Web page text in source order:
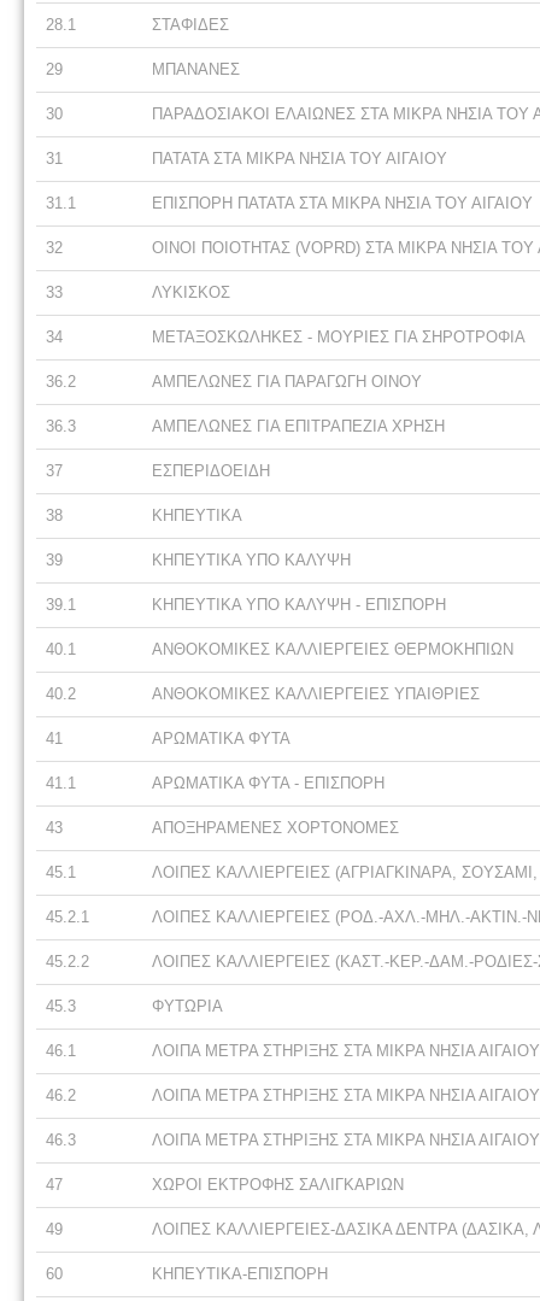
28.1 ΣΤΑΦΙΔΕΣ
29 ΜΠΑΝΑΝΕΣ
30 ΠΑΡΑΔΟΣΙΑΚΟΙ ΕΛΑΙΩΝΕΣ ΣΤΑ ΜΙΚΡΑ ΝΗΣΙΑ ΤΟΥ
31 ΠΑΤΑΤΑ ΣΤΑ ΜΙΚΡΑ ΝΗΣΙΑ ΤΟΥ ΑΙΓΑΙΟΥ
31.1 ΕΠΙΣΠΟΡΗ ΠΑΤΑΤΑ ΣΤΑ ΜΙΚΡΑ ΝΗΣΙΑ ΤΟΥ ΑΙΓΑΙΟΥ
32 ΟΙΝΟΙ ΠΟΙΟΤΗΤΑΣ (VOPRD) ΣΤΑ ΜΙΚΡΑ ΝΗΣΙΑ ΤΟΥ
33 ΛΥΚΙΣΚΟΣ
34 ΜΕΤΑΞΟΣΚΩΛΗΚΕΣ - ΜΟΥΡΙΕΣ ΓΙΑ ΣΗΡΟΤΡΟΦΙΑ
36.2 ΑΜΠΕΛΩΝΕΣ ΓΙΑ ΠΑΡΑΓΩΓΗ ΟΙΝΟΥ
36.3 ΑΜΠΕΛΩΝΕΣ ΓΙΑ ΕΠΙΤΡΑΠΕΖΙΑ ΧΡΗΣΗ
37 ΕΣΠΕΡΙΔΟΕΙΔΗ
38 ΚΗΠΕΥΤΙΚΑ
39 ΚΗΠΕΥΤΙΚΑ ΥΠΟ ΚΑΛΥΨΗ
39.1 ΚΗΠΕΥΤΙΚΑ ΥΠΟ ΚΑΛΥΨΗ - ΕΠΙΣΠΟΡΗ
40.1 ΑΝΘΟΚΟΜΙΚΕΣ ΚΑΛΛΙΕΡΓΕΙΕΣ ΘΕΡΜΟΚΗΠΙΩΝ
40.2 ΑΝΘΟΚΟΜΙΚΕΣ ΚΑΛΛΙΕΡΓΕΙΕΣ ΥΠΑΙΘΡΙΕΣ
41 ΑΡΩΜΑΤΙΚΑ ΦΥΤΑ
41.1 ΑΡΩΜΑΤΙΚΑ ΦΥΤΑ - ΕΠΙΣΠΟΡΗ
43 ΑΠΟΞΗΡΑΜΕΝΕΣ ΧΟΡΤΟΝΟΜΕΣ
45.1 ΛΟΙΠΕΣ ΚΑΛΛΙΕΡΓΕΙΕΣ (ΑΓΡΙΑΓΚΙΝΑΡΑ,
45.2.1 ΛΟΙΠΕΣ ΚΑΛΛΙΕΡΓΕΙΕΣ (ΡΟΔ.-ΑΧΛ.-ΜΗΛ.-ΑΚΤΙΝ.-
45.2.2 ΛΟΙΠΕΣ ΚΑΛΛΙΕΡΓΕΙΕΣ (ΚΑΣΤ.-ΚΕΡ.-ΔΑΜ.-
45.3 ΦΥΤΩΡΙΑ
46.1 ΛΟΙΠΑ ΜΕΤΡΑ ΣΤΗΡΙΞΗΣ ΣΤΑ ΜΙΚΡΑ ΝΗΣΙΑ
46.2 ΛΟΙΠΑ ΜΕΤΡΑ ΣΤΗΡΙΞΗΣ ΣΤΑ ΜΙΚΡΑ ΝΗΣΙΑ
46.3 ΛΟΙΠΑ ΜΕΤΡΑ ΣΤΗΡΙΞΗΣ ΣΤΑ ΜΙΚΡΑ ΝΗΣΙΑ
47 ΧΩΡΟΙ ΕΚΤΡΟΦΗΣ ΣΑΛΙΓΚΑΡΙΩΝ
49 ΛΟΙΠΕΣ ΚΑΛΛΙΕΡΓΕΙΕΣ-ΔΑΣΙΚΑ ΔΕΝΤΡΑ (ΔΑΣΙΚΑ,
60 ΚΗΠΕΥΤΙΚΑ-ΕΠΙΣΠΟΡΗ